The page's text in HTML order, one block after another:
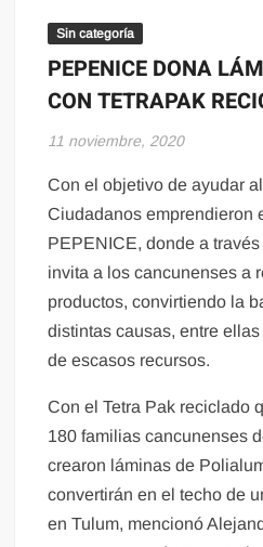
Sin categoría
PEPENICE DONA
CON TETRAPAK
11 noviembre, 2020
Con el objetivo de ayudar
Ciudadanos emprendieron
PEPENICE, donde a
invita a los cancunenses a
productos, convirtiendo la
distintas causas, entre
de escasos recursos.
Con el Tetra Pak reciclado
180 familias cancunenses
crearon láminas de
convertirán en el techo de
en Tulum, mencionó